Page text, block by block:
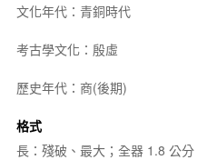
文化年代：青銅時代
考古學文化：殷虛
歷史年代：商(後期)
格式
長：殘破、最大；全器 1.8 公分